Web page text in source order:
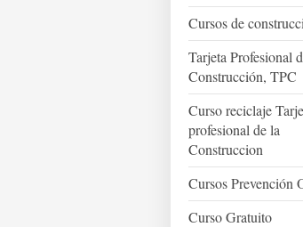
Cursos de
Tarjeta Profesional
Construcción, TPC
Curso reciclaje
profesional de la
Construccion
Cursos Prevención
Curso Gratuito